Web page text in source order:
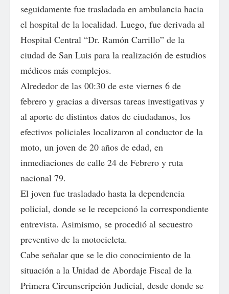
seguidamente fue trasladada en ambulancia hacia
el hospital de la localidad. Luego, fue derivada al
Hospital Central “Dr. Ramón Carrillo” de la
ciudad de San Luis para la realización de estudios
médicos más complejos.
Alrededor de las 00:30 de este viernes 6 de
febrero y gracias a diversas tareas investigativas y
al aporte de distintos datos de ciudadanos, los
efectivos policiales localizaron al conductor de la
moto, un joven de 20 años de edad, en
inmediaciones de calle 24 de Febrero y ruta
nacional 79.
El joven fue trasladado hasta la dependencia
policial, donde se le recepcionó la correspondiente
entrevista. Asimismo, se procedió al secuestro
preventivo de la motocicleta.
Cabe señalar que se le dio conocimiento de la
situación a la Unidad de Abordaje Fiscal de la
Primera Circunscripción Judicial, desde donde se